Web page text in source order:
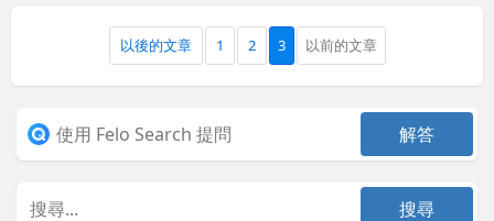
以後的文章 1 2 3 以前的文章